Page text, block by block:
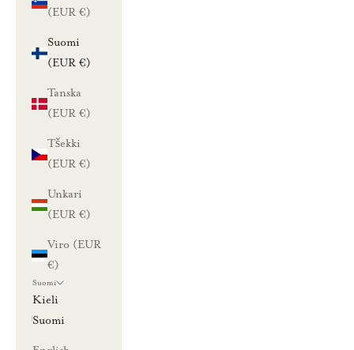
(EUR €)
Suomi
(EUR €)
Tanska
(EUR €)
Tšekki
(EUR €)
Unkari
(EUR €)
Viro (EUR
€)
Suomi
Kieli
Suomi